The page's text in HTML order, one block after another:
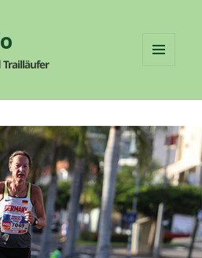
Trailläufer
WIDGETS